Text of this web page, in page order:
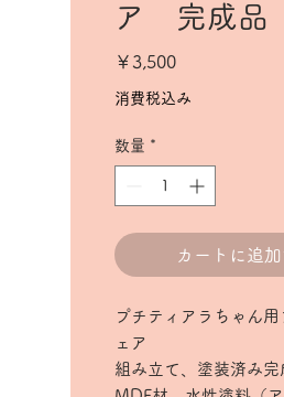
ア 完成品
￥3,500価
格
消費税込み
数量 *
カートに追加
プチティアラちゃん
ェア
組み立て、塗装済み完